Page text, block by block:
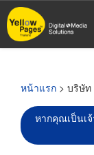
ข้าม
ไป
หน้าแรก > บริษั
หากคุณเป็นเ